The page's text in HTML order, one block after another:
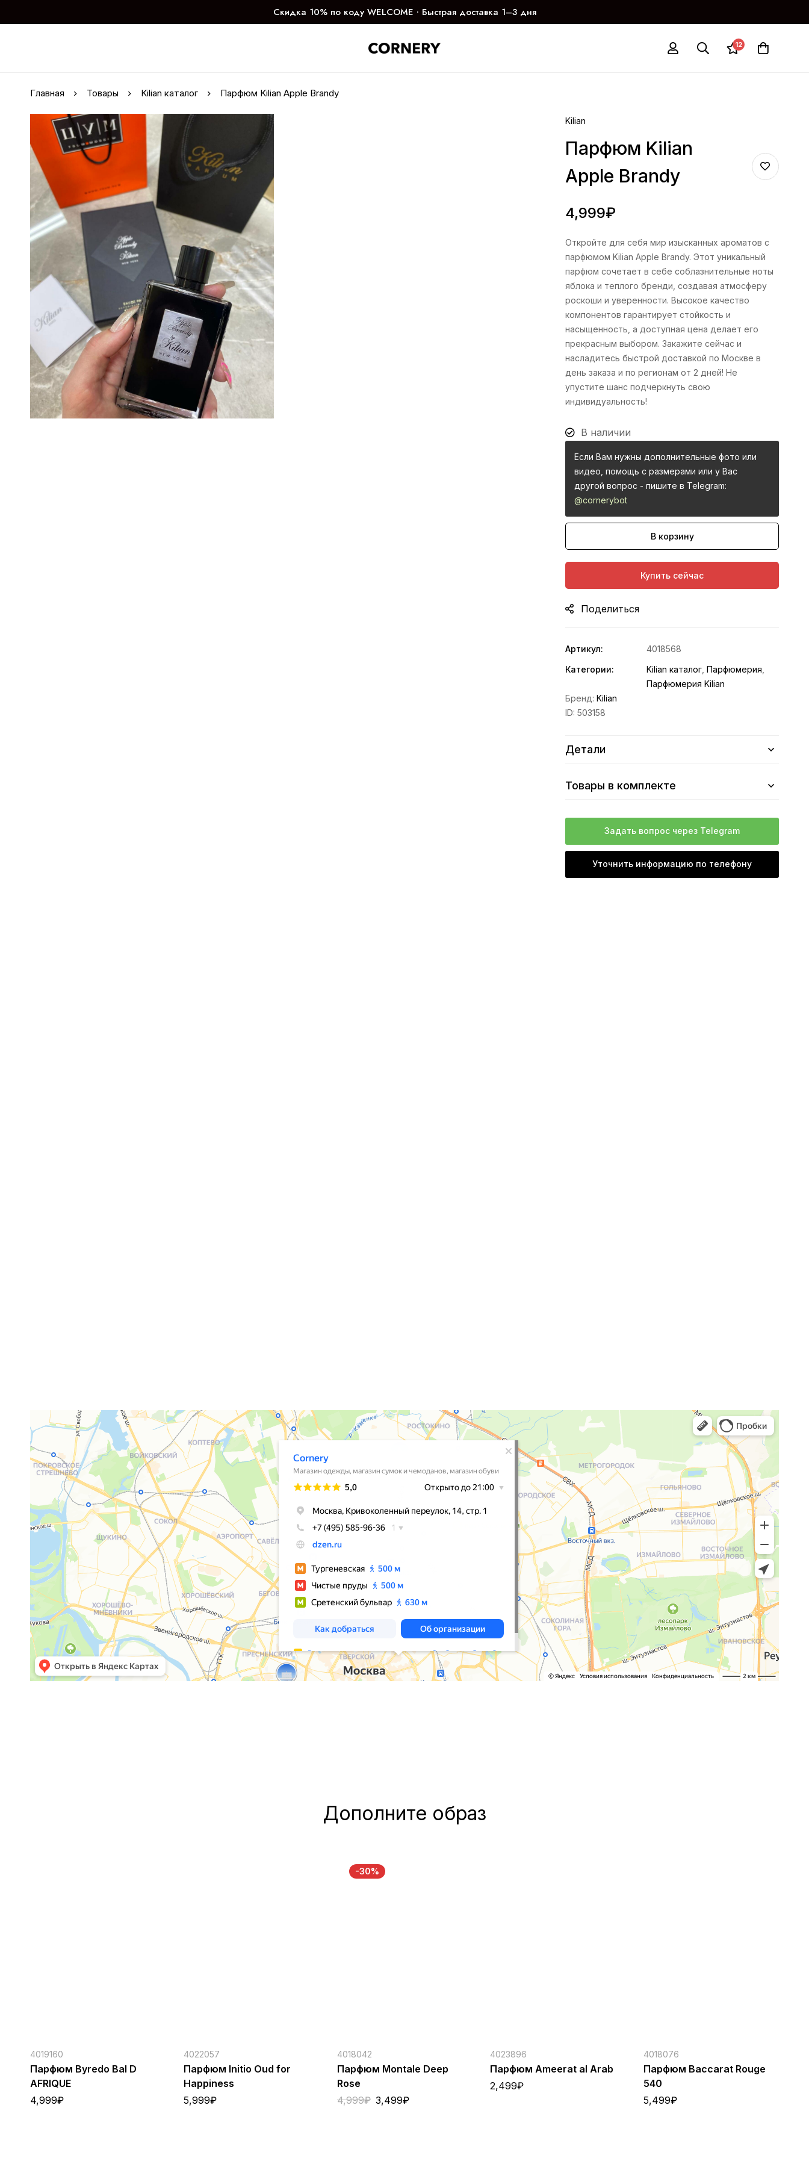
Скидка 10% по коду WELCOME ∙ Быстрая доставка 1–3 дня
12
Главная Товары Kilian каталог Парфюм Kilian Apple Brandy
Kilian
Парфюм Kilian
Apple Brandy
4,999₽
Откройте для себя мир изысканных ароматов с
парфюмом Kilian Apple Brandy. Этот уникальный
парфюм сочетает в себе соблазнительные ноты
яблока и теплого бренди, создавая атмосферу
роскоши и уверенности. Высокое качество
компонентов гарантирует стойкость и
насыщенность, а доступная цена делает его
прекрасным выбором. Закажите сейчас и
насладитесь быстрой доставкой по Москве в
день заказа и по регионам от 2 дней! Не
упустите шанс подчеркнуть свою
индивидуальность!
В наличии
Если Вам нужны дополнительные фото или
видео, помощь с размерами или у Вас
другой вопрос - пишите в Telegram:
@cornerybot
В корзину
Купить сейчас
Поделиться
Артикул:
4018568
Категории:
Kilian каталог ,Парфюмерия
Парфюмерия Kilian
Бренд:Kilian
ID:503158
Детали
Товары в комплекте
Задать вопрос через Telegram
Уточнить информацию по телефону
Дополните образ
4019160
Парфюм Byredo Bal D
AFRIQUE
4,999₽
4022057
Парфюм Initio Oud for
Happiness
5,999₽
-30%
4018042
Парфюм Montale Deep
Rose
4,999₽ 3,499₽
4023896
Парфюм Ameerat al Arab
2,499₽
4018076
Парфюм Baccarat Rouge
540
5,499₽